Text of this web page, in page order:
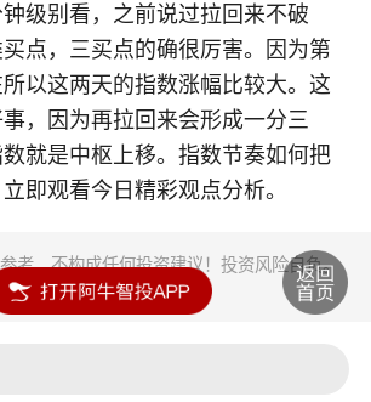
级别看，之前说过拉回来不破
点，三买点的确很厉害。因为第
以这两天的指数涨幅比较大。这
，因为再拉回来会形成一分三
就是中枢上移。指数节奏如何把
即观看今日精彩观点分析。
考，不构成任何投资建议！投资风险自负。
慎。